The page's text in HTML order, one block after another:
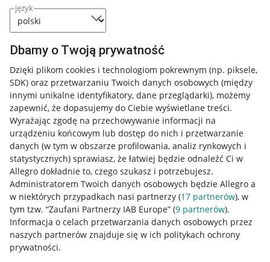
język
Dbamy o Twoją prywatność
Dzięki plikom cookies i technologiom pokrewnym (np. piksele,
SDK) oraz przetwarzaniu Twoich danych osobowych (między
innymi unikalne identyfikatory, dane przeglądarki), możemy
zapewnić, że dopasujemy do Ciebie wyświetlane treści.
Wyrażając zgodę na przechowywanie informacji na
urządzeniu końcowym lub dostęp do nich i przetwarzanie
danych (w tym w obszarze profilowania, analiz rynkowych i
statystycznych) sprawiasz, że łatwiej będzie odnaleźć Ci w
Allegro dokładnie to, czego szukasz i potrzebujesz.
Administratorem Twoich danych osobowych będzie Allegro a
w niektórych przypadkach nasi partnerzy (17 partnerów), w
tym tzw. “Zaufani Partnerzy IAB Europe” (9 partnerów).
Informacja o celach przetwarzania danych osobowych przez
naszych partnerów znajduje się w ich politykach ochrony
prywatności.
Przydatne informacje
Jak to działa
Napisz do nas
Allegro Gadane dla sprzedających
Allegro Gadane dla kupujących
Mapa miejscowości
Informacje prawne
Regulamin
Polityka plików "cookies"